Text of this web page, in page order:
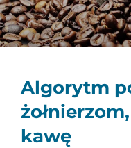
Algorytm
kawę